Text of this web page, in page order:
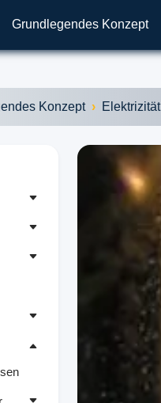
Grundlegendes Konzept
Konzept Elektrizität